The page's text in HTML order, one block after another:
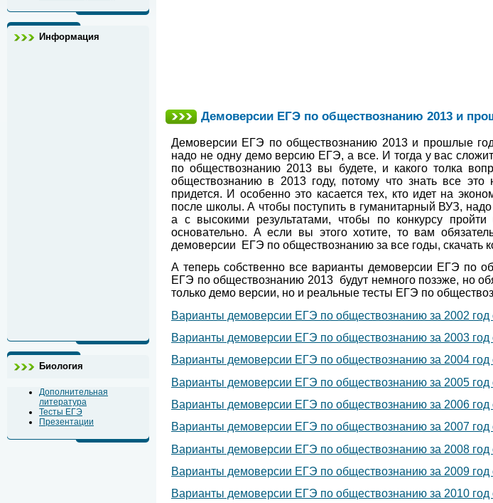
Информация
Биология
Дополнительная
литература
Тесты ЕГЭ
Презентации
Демоверсии ЕГЭ по обществознанию 2013 и
Демоверсии ЕГЭ по обществознанию 2013 и прошлые
надо не одну демо версию ЕГЭ, а все. И тогда у вас
по обществознанию 2013 вы будете, и какого толка
обществознанию в 2013 году, потому что знать все
придется. И особенно это касается тех, кто идет на
после школы. А чтобы поступить в гуманитарный ВУЗ, надо
а с высокими результатами, чтобы по конкурсу
основательно. А если вы этого хотите, то вам
демоверсии
ЕГЭ по обществознанию за все годы, скачать
А теперь собственно все варианты демоверсии ЕГЭ по
ЕГЭ по обществознанию 2013будут немного позэже, но
только демо версии, но и реальные тесты ЕГЭ по
Варианты демоверсии ЕГЭ по обществознанию за 2002 год
Варианты демоверсии ЕГЭ по обществознанию за 2003 год
Варианты демоверсии ЕГЭ по обществознанию за 2004 год
Варианты демоверсии ЕГЭ по обществознанию за 2005 год
Варианты демоверсии ЕГЭ по обществознанию за 2006 год
Варианты демоверсии ЕГЭ по обществознанию за 2007 год
Варианты демоверсии ЕГЭ по обществознанию за 2008 год
Варианты демоверсии ЕГЭ по обществознанию за 2009 год
Варианты демоверсии ЕГЭ по обществознанию за 2010 год